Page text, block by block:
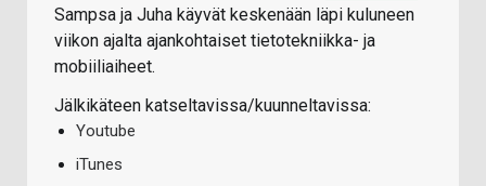
Sampsa ja Juha käyvät keskenään läpi kuluneen
viikon ajalta ajankohtaiset tietotekniikka- ja
mobiiliaiheet.
Jälkikäteen katseltavissa/kuunneltavissa:
Youtube
iTunes